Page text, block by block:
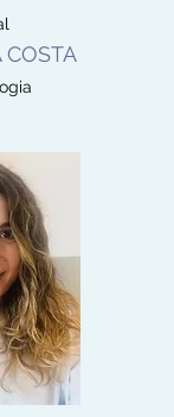
COSTA